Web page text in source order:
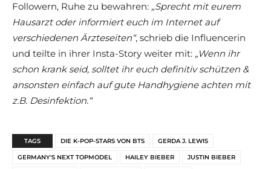
Followern, Ruhe zu bewahren: „Sprecht mit eurem
Hausarzt oder informiert euch im Internet auf
verschiedenen Ärzteseiten“, schrieb die Influencerin
und teilte in ihrer Insta-Story weiter mit: „Wenn ihr
schon krank seid, solltet ihr euch definitiv schützen &
ansonsten einfach auf gute Handhygiene achten mit
z.B. Desinfektion.“
TAGS DIE K-POP-STARS VON BTS GERDA J. LEWIS
GERMANY'S NEXT TOPMODEL HAILEY BIEBER JUSTIN BIEBER